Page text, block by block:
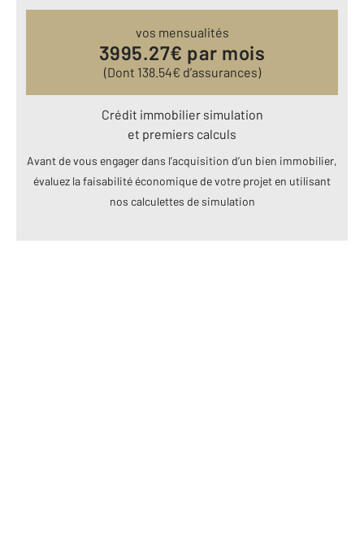
vos mensualités
3995.27€ par mois
(Dont 138.54€ d’assurances)
Crédit immobilier simulation
et premiers calculs
Avant de vous engager dans l’acquisition d’un bien immobilier,
évaluez la faisabilité économique de votre projet en utilisant
nos calculettes de simulation